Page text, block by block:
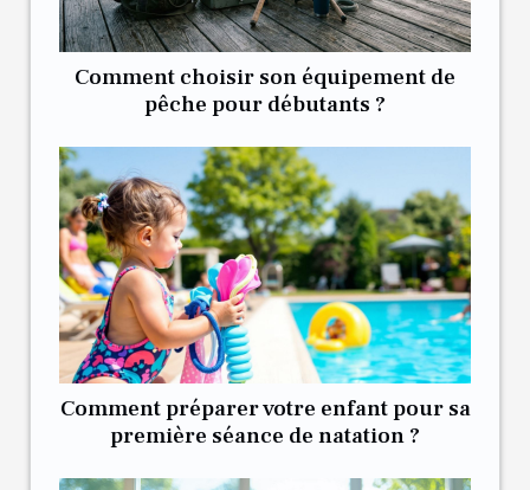
Comment choisir son équipement de
pêche pour débutants ?
Comment préparer votre enfant pour sa
première séance de natation ?